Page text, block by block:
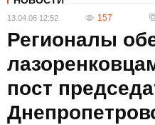
13.04.06 12:52 157
Регионалы
пост